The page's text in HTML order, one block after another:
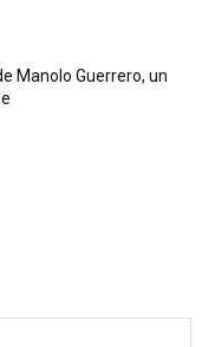
Manolo Guerrero, un